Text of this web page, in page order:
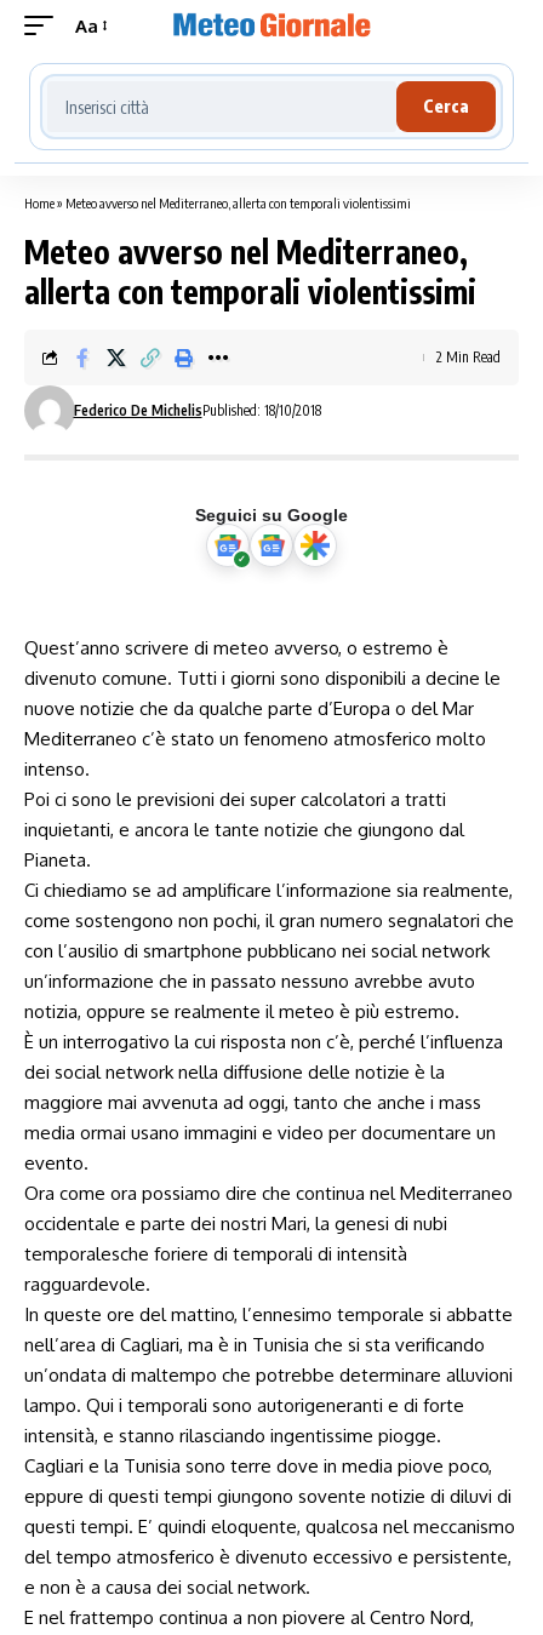
Aa
Cerca località meteo
Cerca
Home» Meteo avverso nel Mediterraneo, allerta con temporali violentissimi
Meteo avverso nel Mediterraneo,
allerta con temporali violentissimi
Federico De MichelisPublished: 18/10/2018
2 Min Read
Seguici su Google
Quest’anno scrivere di meteo avverso, o estremo è
divenuto comune. Tutti i giorni sono disponibili a decine le
nuove notizie che da qualche parte d’Europa o del Mar
Mediterraneo c’è stato un fenomeno atmosferico molto
intenso.
Poi ci sono le previsioni dei super calcolatori a tratti
inquietanti, e ancora le tante notizie che giungono dal
Pianeta.
Ci chiediamo se ad amplificare l’informazione sia realmente,
come sostengono non pochi, il gran numero segnalatori che
con l’ausilio di smartphone pubblicano nei social network
un’informazione che in passato nessuno avrebbe avuto
notizia, oppure se realmente il meteo è più estremo.
È un interrogativo la cui risposta non c’è, perché l’influenza
dei social network nella diffusione delle notizie è la
maggiore mai avvenuta ad oggi, tanto che anche i mass
media ormai usano immagini e video per documentare un
evento.
Ora come ora possiamo dire che continua nel Mediterraneo
occidentale e parte dei nostri Mari, la genesi di nubi
temporalesche foriere di temporali di intensità
ragguardevole.
In queste ore del mattino, l’ennesimo temporale si abbatte
nell’area di Cagliari, ma è in Tunisia che si sta verificando
un’ondata di maltempo che potrebbe determinare alluvioni
lampo. Qui i temporali sono autorigeneranti e di forte
intensità, e stanno rilasciando ingentissime piogge.
Cagliari e la Tunisia sono terre dove in media piove poco,
eppure di questi tempi giungono sovente notizie di diluvi di
questi tempi. E’ quindi eloquente, qualcosa nel meccanismo
del tempo atmosferico è divenuto eccessivo e persistente,
e non è a causa dei social network.
E nel frattempo continua a non piovere al Centro Nord,